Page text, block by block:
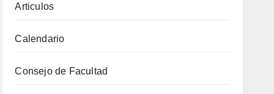
Articulos
Calendario
Consejo de Facultad